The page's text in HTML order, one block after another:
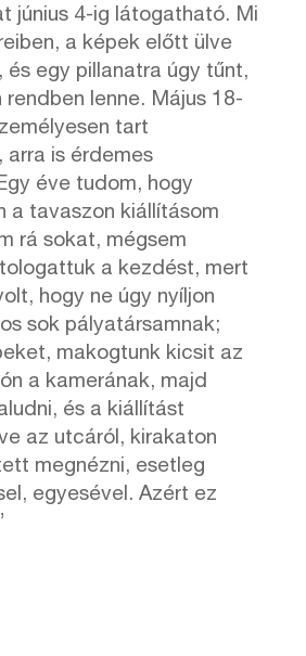
június 4-ig látogatható. Mi
a képek előtt ülve
és egy pillanatra úgy tűnt,
rendben lenne. Május 18-
tart
is érdemes
éve tudom, hogy
a tavaszon kiállításom
rá sokat, mégsem
a kezdést, mert
hogy ne úgy nyíljon
sok pályatársamnak;
makogtunk kicsit az
a kamerának, majd
és a kiállítást
az utcáról, kirakaton
megnézni, esetleg
egyesével. Azért ez